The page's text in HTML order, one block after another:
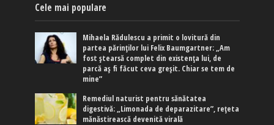
Cele mai populare
Mihaela Rădulescu a primit o lovitură din
partea părinților lui Felix Baumgartner: „Am
fost ștearsă complet din existența lui, de
parcă aș fi făcut ceva greșit. Chiar se tem de
mine”
Remediul naturist pentru sănătatea
digestivă: „Limonada de deparazitare”, rețeta
mănăstirească devenită virală